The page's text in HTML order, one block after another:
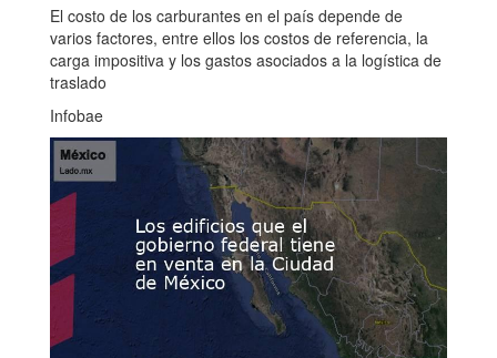
El costo de los carburantes en el país depende de
varios factores, entre ellos los costos de referencia, la
carga impositiva y los gastos asociados a la logística de
traslado
Infobae